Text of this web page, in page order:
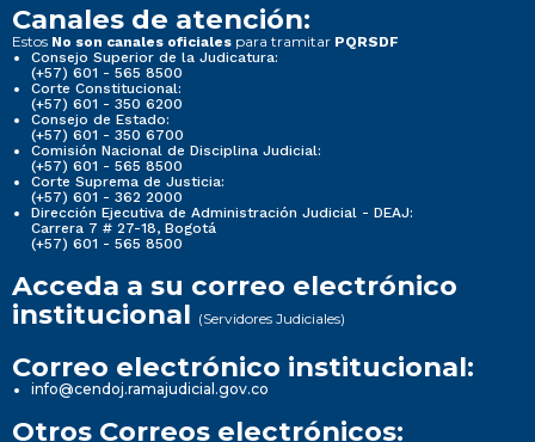
Canales de atención:
Estos No son canales oficiales para tramitar PQRSDF
Consejo Superior de la Judicatura:
(+57) 601 - 565 8500
Corte Constitucional:
(+57) 601 - 350 6200
Consejo de Estado:
(+57) 601 - 350 6700
Comisión Nacional de Disciplina Judicial:
(+57) 601 - 565 8500
Corte Suprema de Justicia:
(+57) 601 - 362 2000
Dirección Ejecutiva de Administración Judicial - DEAJ:
Carrera 7 # 27-18, Bogotá
(+57) 601 - 565 8500
Acceda a su correo electrónico
institucional (Servidores Judiciales)
Correo electrónico institucional:
info@cendoj.ramajudicial.gov.co
Otros Correos electrónicos: